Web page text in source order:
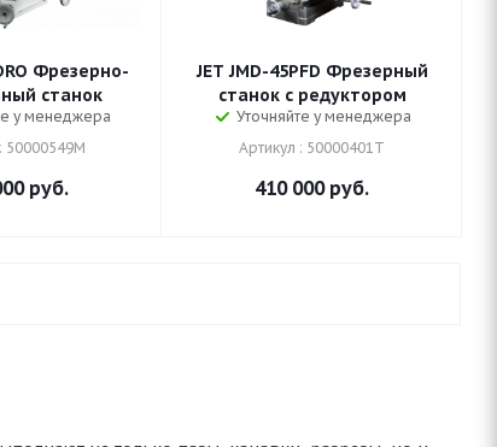
Фрезерно-
станок
у менеджера
50000549M
руб.
JET JMD-45PFD Фрезерный
станок с редуктором
Уточняйте у менеджера
Артикул : 50000401T
410 000руб.